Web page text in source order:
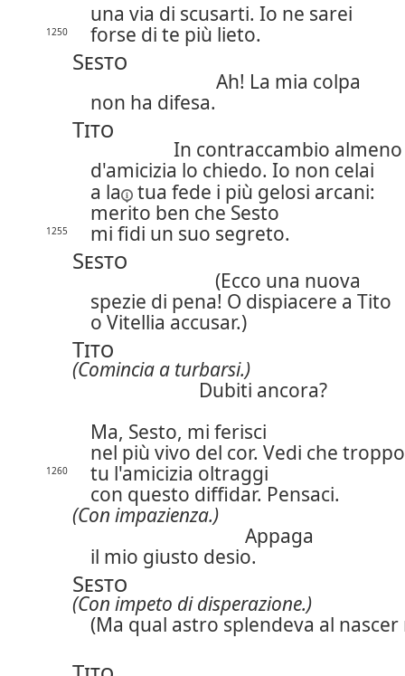
una via di scusarti. Io ne sarei
1250 forse di te più lieto.
Sesto
Ah! La mia colpa
non ha difesa.
Tito
In contraccambio almeno
d'amicizia lo chiedo. Io non celai
a la
tua fede i più gelosi arcani:
merito ben che Sesto
1255 mi fidi un suo segreto.
Sesto
(Ecco una nuova
spezie di pena! O dispiacere a Tito
o Vitellia accusar.)
Tito
(Comincia a turbarsi.)
Dubiti ancora?
Ma, Sesto, mi ferisci
nel più vivo del cor. Vedi che troppo
1260
tu l'amicizia oltraggi
con questo diffidar. Pensaci.
(Con impazienza.)
Appaga
il mio giusto desio.
Sesto
(Con impeto di disperazione.)
(Ma qual astro splendeva al nascer